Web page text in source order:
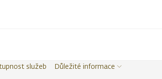
služeb Důležité informace